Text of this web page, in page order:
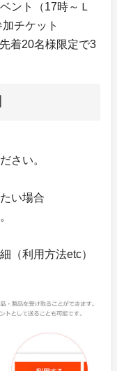
ント（17時～Ｌ
加チケット
着20名様限定で3
さい。
い場合
（利用方法etc）